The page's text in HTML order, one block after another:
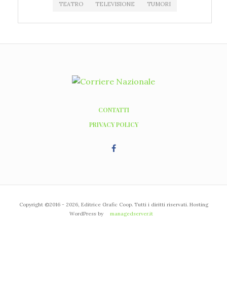
TEATRO TELEVISIONE TUMORI
CONTATTI
PRIVACY POLICY
Copyright ©2016 - 2026, Editrice Grafic Coop. Tutti i diritti riservati. Hosting
WordPress by
managedserver.it